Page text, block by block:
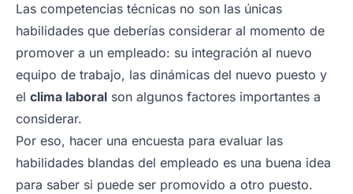
Las competencias técnicas no son las únicas
habilidades que deberías considerar al momento de
promover a un empleado: su integración al nuevo
equipo de trabajo, las dinámicas del nuevo puesto y
el clima laboral son algunos factores importantes a
considerar.
Por eso, hacer una encuesta para evaluar las
habilidades blandas del empleado es una buena idea
para saber si puede ser promovido a otro puesto.